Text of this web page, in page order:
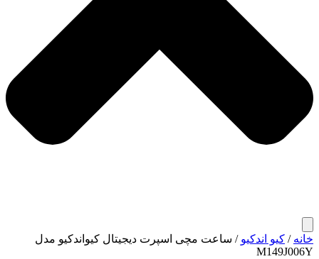
خانه / کیو اندکیو / ساعت مچی اسپرت دیجیتال کیواندکیو مدل
M149J006Y